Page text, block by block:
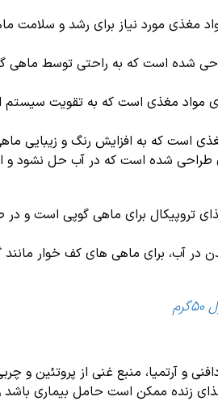
مغذی مورد نیاز برای رشد و سلامت
شده است که به راحتی توسط ماهی
مواد مغذی است که به تقویت سیستم
است که به افزایش رنگ و زیبایی
طراحی شده است که در آب حل نشود و از
تروپیکال برای ماهی گوپی است
در آب، برای ماهی های کف خوار
و آرتمیا، منبع غنی از پروتئین
زنده ممکن است حامل بیماری باشد